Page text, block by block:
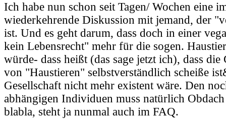
Ich habe nun schon seit Tagen/ Wochen eine
wiederkehrende Diskussion mit jemand, der
ist. Und es geht darum, dass doch in einer
kein Lebensrecht" mehr für die sogen.
würde- dass heißt (das sage jetzt ich), dass die
von "Haustieren" selbstverständlich scheiße
Gesellschaft nicht mehr existent wäre. Den
abhängigen Individuen muss natürlich
blabla, steht ja nunmal auch im FAQ.